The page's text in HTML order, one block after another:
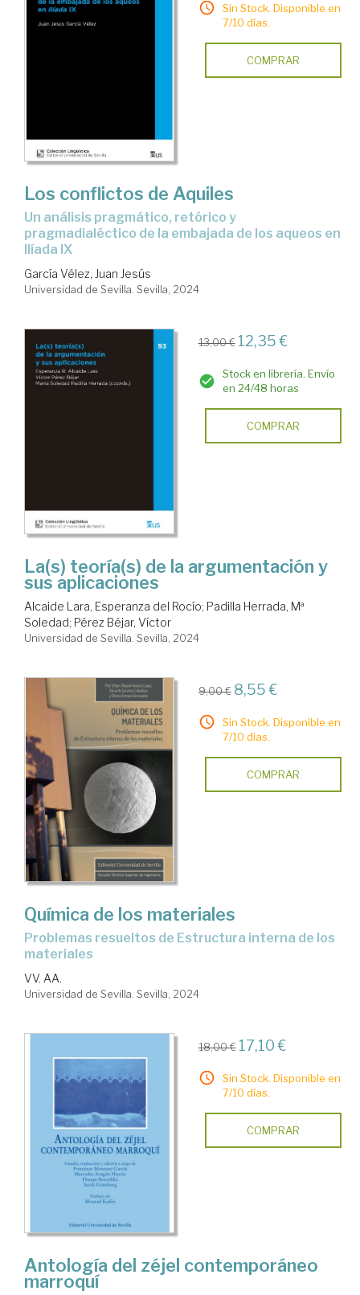
Sin Stock. Disponible en
7/10 días.
COMPRAR
Los conflictos de Aquiles
Un análisis pragmático, retórico y
pragmadialéctico de la embajada de los aqueos en
Ilíada IX
García Vélez, Juan Jesús
Universidad de Sevilla. Sevilla, 2024
13,00 € 12,35 €
Stock en librería. Envío
en 24/48 horas
COMPRAR
La(s) teoría(s) de la argumentación y
sus aplicaciones
Alcaide Lara, Esperanza del Rocío; Padilla Herrada, Mª
Soledad; Pérez Béjar, Víctor
Universidad de Sevilla. Sevilla, 2024
9,00 € 8,55 €
Sin Stock. Disponible en
7/10 días.
COMPRAR
Química de los materiales
Problemas resueltos de Estructura interna de los
materiales
VV. AA.
Universidad de Sevilla. Sevilla, 2024
18,00 € 17,10 €
Sin Stock. Disponible en
7/10 días.
COMPRAR
Antología del zéjel contemporáneo
marroquí